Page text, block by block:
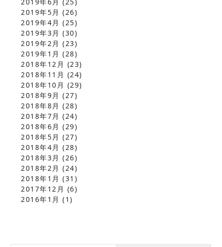
2019年6月 (25)
2019年5月 (26)
2019年4月 (25)
2019年3月 (30)
2019年2月 (23)
2019年1月 (28)
2018年12月 (23)
2018年11月 (24)
2018年10月 (29)
2018年9月 (27)
2018年8月 (28)
2018年7月 (24)
2018年6月 (29)
2018年5月 (27)
2018年4月 (28)
2018年3月 (26)
2018年2月 (24)
2018年1月 (31)
2017年12月 (6)
2016年1月 (1)